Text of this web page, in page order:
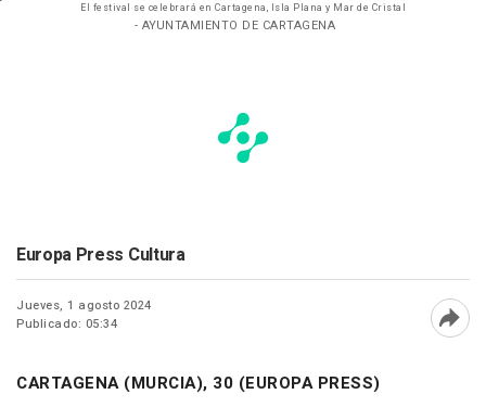
El festival se celebrará en Cartagena, Isla Plana y Mar de Cristal
- AYUNTAMIENTO DE CARTAGENA
Europa Press Cultura
Jueves, 1 agosto 2024
Publicado: 05:34
CARTAGENA (MURCIA), 30 (EUROPA PRESS)